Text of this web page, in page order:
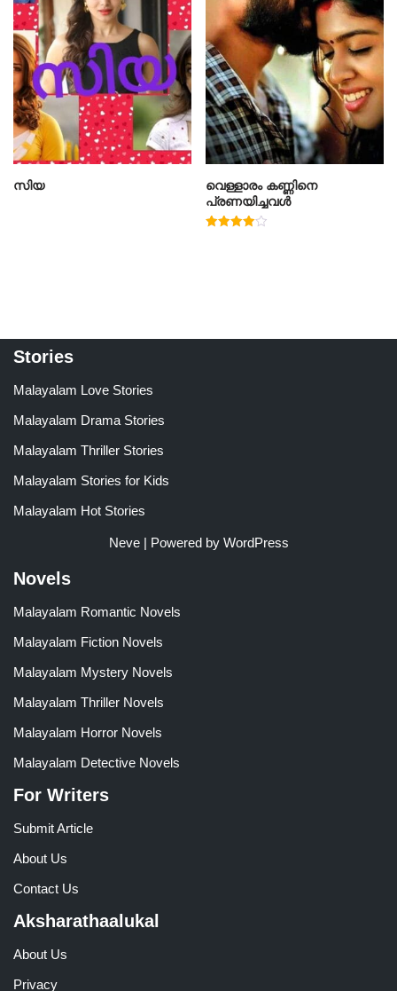
സിയ
വെള്ളാരം കണ്ണിനെ
പ്രണയിച്ചവൾ
Stories
Malayalam Love Stories
Malayalam Drama Stories
Malayalam Thriller Stories
Malayalam Stories for Kids
Malayalam Hot Stories
Neve| Powered by WordPress
Novels
Malayalam Romantic Novels
Malayalam Fiction Novels
Malayalam Mystery Novels
Malayalam Thriller Novels
Malayalam Horror Novels
Malayalam Detective Novels
For Writers
Submit Article
About Us
Contact Us
Aksharathaalukal
About Us
Privacy